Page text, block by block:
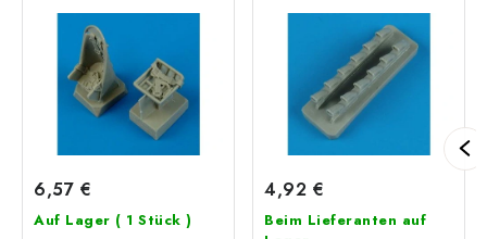
6,57 €
Auf Lager ( 1 Stück )
4,92 €
Beim Lieferanten auf